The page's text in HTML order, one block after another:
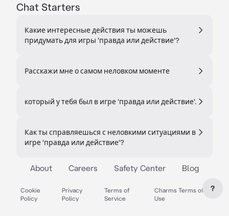
Chat Starters
Какие интересные действия ты можешь
придумать для игры 'правда или действие'?
Расскажи мне о самом неловком моменте
который у тебя был в игре 'правда или действие'.
Как ты справляешься с неловкими ситуациями в
игре 'правда или действие'?
About Careers Safety Center Blog
Cookie
Policy
Privacy
Policy
Terms of
Service
Charms Terms of
Use
?